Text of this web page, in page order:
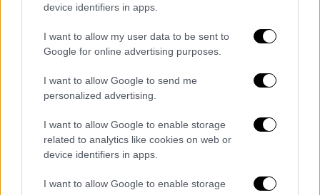
device identifiers in apps.
I want to allow my user data to be sent to
Google for online advertising purposes.
I want to allow Google to send me
personalized advertising.
I want to allow Google to enable storage
related to analytics like cookies on web or
device identifiers in apps.
I want to allow Google to enable storage
Η «καρδιά» του σχεδίου είναι ένα
πληροφοριακό σύστημαπου θα συνδέει όλες
τις καταγραφές παραβάσεων και θα
συνεργάζεται με τις αρμόδιες αρχές. Οι
σύγχρονες κάμερεςθα τοποθετηθούν σε
σημεία υψηλής επικινδυνότητας
κεντρικοί άξονες και διασταυρώσεις,
καταγράφοντας παραβάσεις όπως
υπερβολική ταχύτητα,
σηματοδότη,μη χρήση ζώνης ή κράνους,